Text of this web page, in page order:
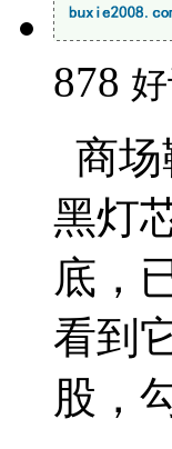
878 好
商
黑灯
底，
看到
股，